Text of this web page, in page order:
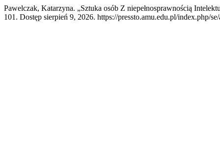
Pawelczak, Katarzyna. „Sztuka osób Z niepełnosprawnością
101. Dostęp sierpień 9, 2026. https://pressto.amu.edu.pl/index.php/